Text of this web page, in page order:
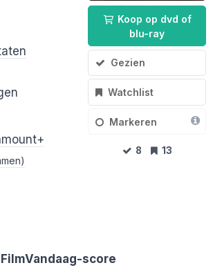
Koop op dvd of
blu-ray
Gezien
Watchlist
Markeren
8 13
FilmVandaag-score